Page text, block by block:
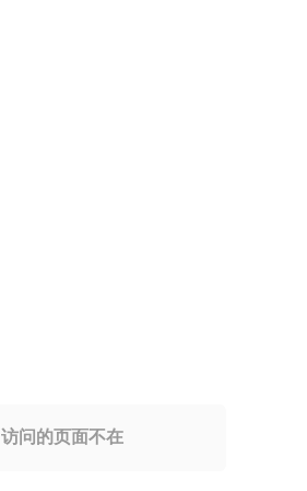
访问的页面不在